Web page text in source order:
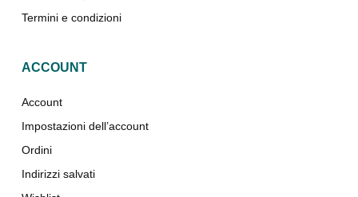
Termini e condizioni
ACCOUNT
Account
Impostazioni dell’account
Ordini
Indirizzi salvati